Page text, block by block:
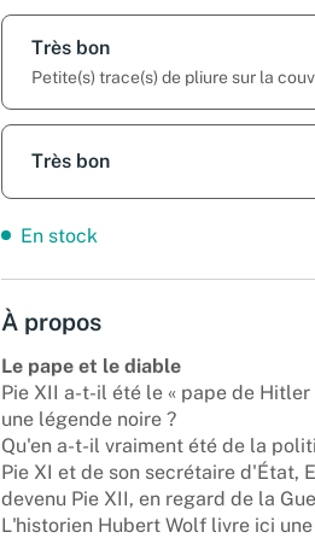
Très bon
Petite(s) trace(s) de pliure sur la
Très bon
En stock
À propos
Le pape et le diable
Pie XII a-t-il été le « pape de
une légende noire ?
Qu'en a-t-il vraiment été de la
Pie XI et de son secrétaire d'État,
devenu Pie XII, en regard de la
L'historien Hubert Wolf livre ici